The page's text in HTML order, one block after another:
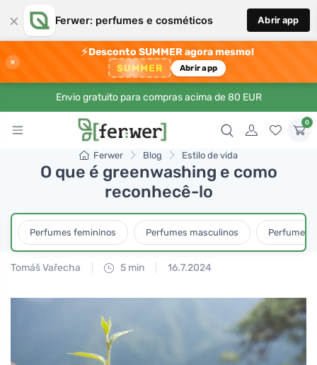
× Ferwer: perfumes e cosméticos Abrir app
×
⚡Desconto SUMMER agora mesmo!
SUMMER Abrir app
Envio gratuito para compras acima de 80 EUR
0
Ferwer Blog Estilo de vida
O que é greenwashing e como
reconhecê-lo
Perfumes femininos Perfumes masculinos Perfumes
Tomáš Vařecha 5 min 16.7.2024